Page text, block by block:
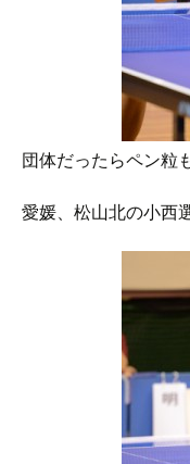
団体だったらペン粒
愛媛、松山北の小西